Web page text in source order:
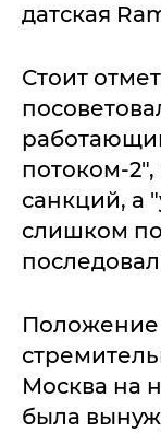
датская
Стоит
потоком-
санкций, а
слишком
Положение
Москва на
была